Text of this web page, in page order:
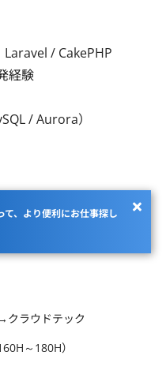
て、より便利にお仕事探し
Laravel / CakePHP
経験
/ Aurora）
クラウドテック
～180H）